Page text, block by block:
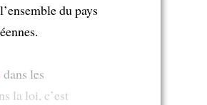
du pays
dans les
la loi, c’est